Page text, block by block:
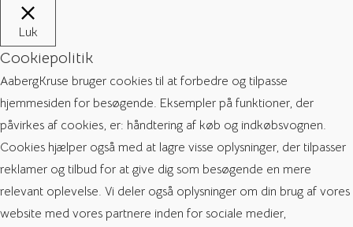
Luk
Cookiepolitik
AabergKruse bruger cookies til at forbedre og tilpasse
hjemmesiden for besøgende. Eksempler på funktioner, der
påvirkes af cookies, er: håndtering af køb og indkøbsvognen.
Cookies hjælper også med at lagre visse oplysninger, der tilpasser
reklamer og tilbud for at give dig som besøgende en mere
relevant oplevelse. Vi deler også oplysninger om din brug af vores
website med vores partnere inden for sociale medier,